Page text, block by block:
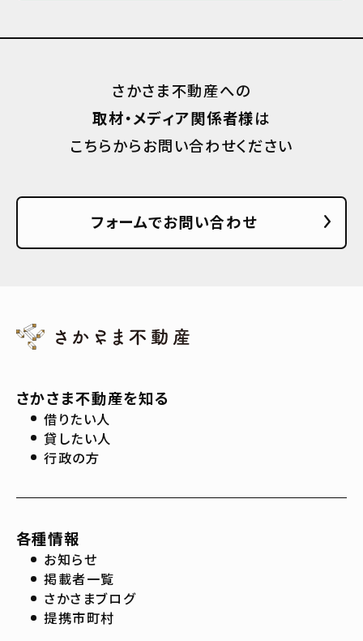
さかさま不動産への
取材・メディア関係者様は
こちらからお問い合わせください
フォームでお問い合わせ
さかさま不動産を知る
借りたい人
貸したい人
行政の方
各種情報
お知らせ
掲載者一覧
さかさまブログ
提携市町村